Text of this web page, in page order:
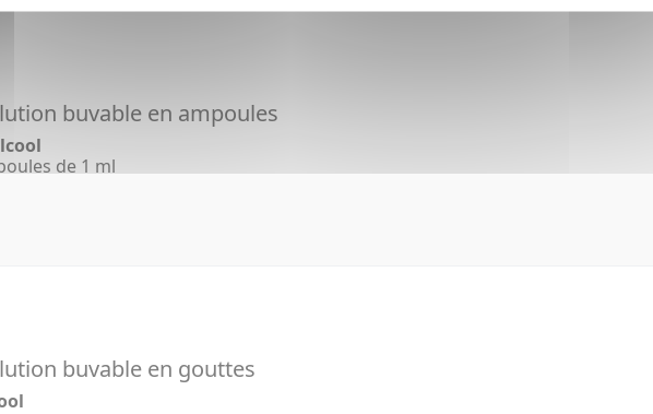
buvable en ampoules
de 1 ml
buvable en gouttes